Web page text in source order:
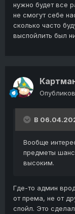
нужно будет все
не смогут себе
сколько часто
выспойлить был
В
Вообще
предметы
высоким.
Где-то админ
от према, не от
спойл. Это